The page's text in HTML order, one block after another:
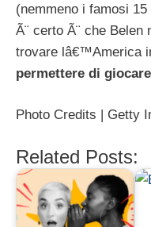
(nemmeno i famosi
Ã¨ certo Ã¨ che Belen
trovare lâ€™America
permettere di
Photo Credits | Getty
Related Posts: